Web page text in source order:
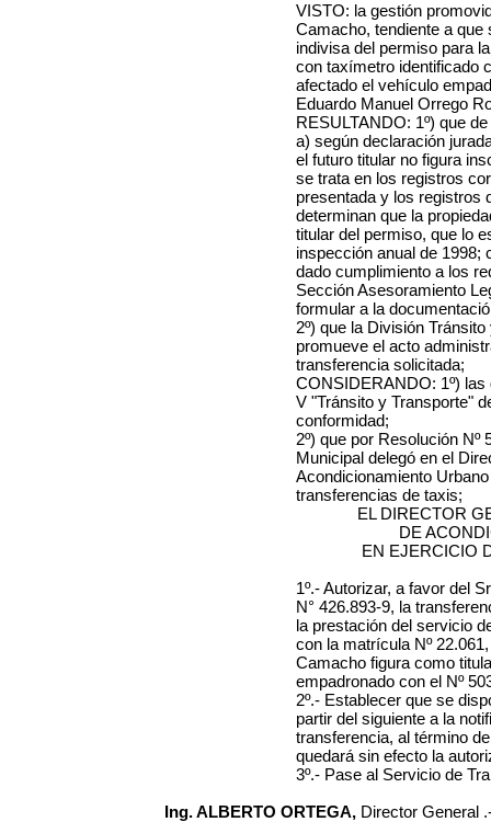
VISTO: la gestión
Camacho, tendiente a
indivisa del permiso para
con taxímetro identificado
afectado el vehículo
Eduardo Manuel Orrego
RESULTANDO: 1º) que
a) según declaración
el futuro titular no figura
se trata en los registros
presentada y los registros
determinan que la
titular del permiso, que lo
inspección anual de 1998;
dado cumplimiento a los
Sección Asesoramiento
formular a la
2º) que la División
promueve el acto
transferencia solicitada;
CONSIDERANDO: 1º)
V "Tránsito y Transporte"
conformidad;
2º) que por Resolución Nº
Municipal delegó en el
Acondicionamiento
transferencias de taxis;
EL DIRECTOR
DE
EN EJERCICIO
1º.- Autorizar, a favor del
N° 426.893-9, la
la prestación del servicio
con la matrícula Nº 22.061
Camacho figura como
empadronado con el Nº
2º.- Establecer que se
partir del siguiente a la
transferencia, al término
quedará sin efecto la
3º.- Pase al Servicio de
Ing. ALBERTO ORTEGA, Director General